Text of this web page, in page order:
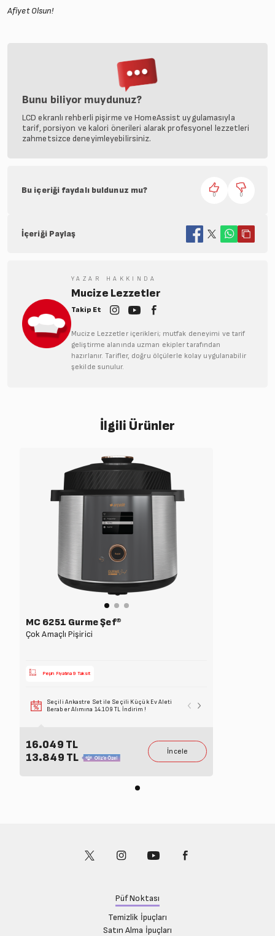
Afiyet Olsun!
Bunu biliyor muydunuz?
LCD ekranlı rehberli pişirme ve HomeAssist uygulamasıyla
tarif, porsiyon ve kalori önerileri alarak profesyonel lezzetleri
zahmetsizce deneyimleyebilirsiniz.
Bu içeriği faydalı buldunuz mu? 0 0
İçeriği Paylaş
YAZAR HAKKINDA
Mucize Lezzetler
Takip Et
Mucize Lezzetler içerikleri; mutfak deneyimi ve tarif
geliştirme alanında uzman ekipler tarafından
hazırlanır. Tarifler, doğru ölçülerle kolay uygulanabilir
şekilde sunulur.
İlgili Ürünler
MC 6251 Gurme Şef®
Çok Amaçlı Pişirici
Peşin Fiyatına 9 Taksit
Seçili Ankastre Set ile Seçili Küçük Ev Aleti
Beraber Alımına 14.109 TL İndirim !
16.049 TL
13.849 TL
Püf Noktası
Temizlik İpuçları
Satın Alma İpuçları